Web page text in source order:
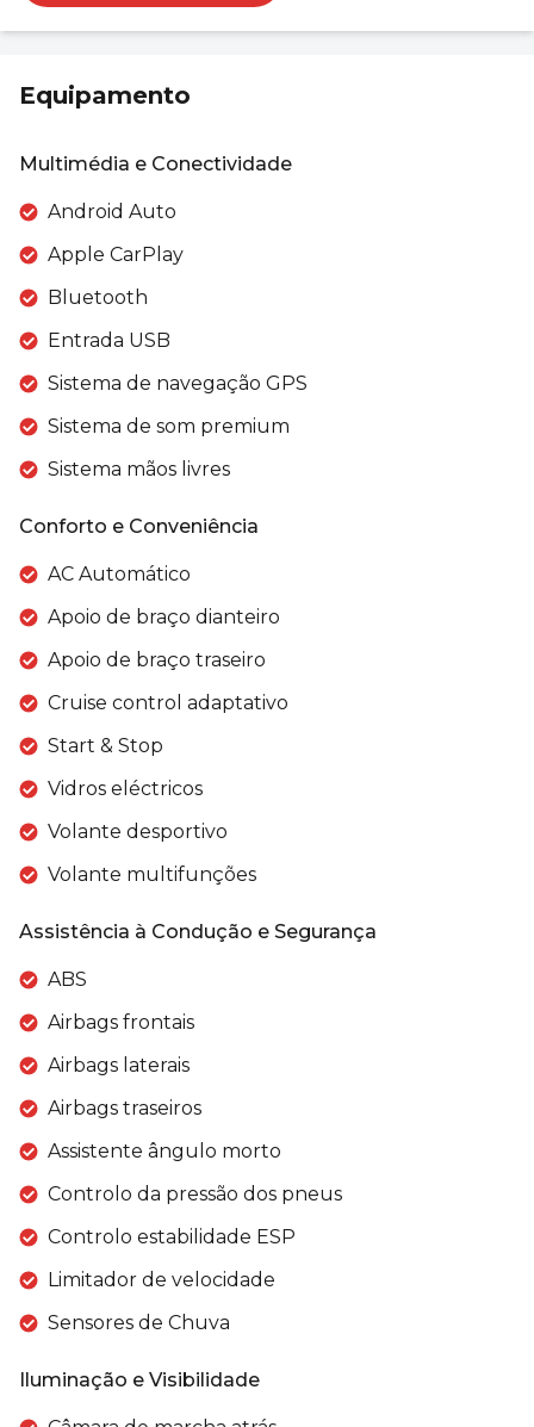
Equipamento
Multimédia e Conectividade
Android Auto
Apple CarPlay
Bluetooth
Entrada USB
Sistema de navegação GPS
Sistema de som premium
Sistema mãos livres
Conforto e Conveniência
AC Automático
Apoio de braço dianteiro
Apoio de braço traseiro
Cruise control adaptativo
Start & Stop
Vidros eléctricos
Volante desportivo
Volante multifunções
Assistência à Condução e Segurança
ABS
Airbags frontais
Airbags laterais
Airbags traseiros
Assistente ângulo morto
Controlo da pressão dos pneus
Controlo estabilidade ESP
Limitador de velocidade
Sensores de Chuva
Iluminação e Visibilidade